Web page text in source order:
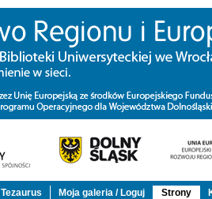
Tezaurus Moja galeria / Loguj Strony